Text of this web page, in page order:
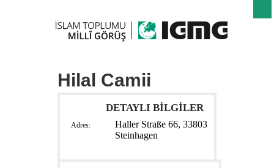
Hilal Camii
DETAYLI BİLGİLER
Adres:
Haller Straße 66, 33803
Steinhagen